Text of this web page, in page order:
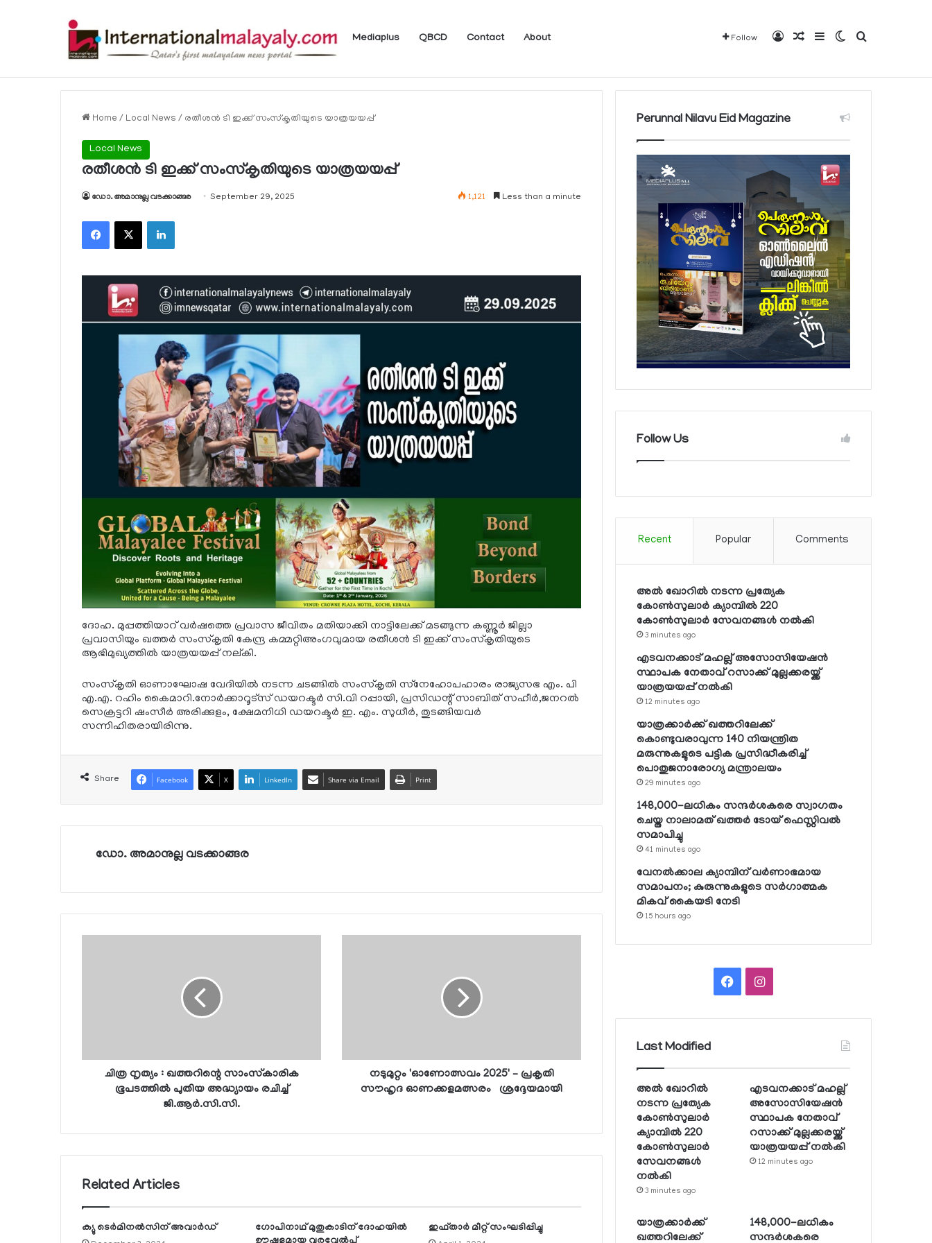
Mediaplus QBCD Contact About Follow Log InRandom Article
SidebarSwitch skin
Search for
Breaking News
Home / Local News / രതീശന്‍ ടി ഇക്ക് സംസ്‌കൃതിയുടെ യാത്രയയപ്പ്
Local News
രതീശന്‍ ടി ഇക്ക് സംസ്‌കൃതിയുടെ യാത്രയയപ്പ്
ഡോ. അമാനുല്ല വടക്കാങ്ങര September 29, 2025 1,121 Less than a minute
Facebook
X LinkedIn
ദോഹ. മുപ്പത്തിയാറ് വര്‍ഷത്തെ പ്രവാസ ജീവിതം മതിയാക്കി നാട്ടിലേക്ക് മടങ്ങുന്ന കണ്ണൂര്‍ ജില്ലാ
പ്രവാസിയും ഖത്തര്‍ സംസ്‌കൃതി കേന്ദ്ര കമ്മറ്റിഅംഗവുമായ രതീശന്‍ ടി ഇക്ക് സംസ്‌കൃതിയുടെ
ആഭിമുഖ്യത്തില്‍ യാത്രയയപ്പ് നല്കി.
സംസ്‌കൃതി ഓണാഘോഷ വേദിയില്‍ നടന്ന ചടങ്ങില്‍ സംസ്‌കൃതി സ്‌നേഹോപഹാരം രാജ്യസഭ എം. പി
എ.എ. റഹിം കൈമാറി.നോര്‍ക്കാറൂട്‌സ് ഡയറക്ടര്‍ സി.വി റപ്പായി, പ്രസിഡന്റ് സാബിത് സഹീര്‍,ജനറല്‍
സെക്രട്ടറി ഷംസീര്‍ അരിക്കുളം, ക്ഷേമനിധി ഡയറക്ടര്‍ ഇ. എം. സുധീര്‍, തുടങ്ങിയവര്‍
സന്നിഹിതരായിരിന്നു.
Share Facebook X LinkedIn Share via Email Print
ഡോ. അമാനുല്ല വടക്കാങ്ങര
ചിത്ര നൃത്യം : ഖത്തറിന്റെ സാംസ്‌കാരിക
ഭൂപടത്തില്‍ പുതിയ അദ്ധ്യായം രചിച്ച്
ജി.ആര്‍.സി.സി.
നടുമുറ്റം 'ഓണോത്സവം 2025' – പ്രകൃതി
സൗഹൃദ ഓണക്കളമത്സരം ശ്രദ്ദേയമായി
Related Articles
ക്യു ടെര്‍മിനല്‍സിന് അവാര്‍ഡ്
ഗോപിനാഥ് മുതുകാടിന് ദോഹയില്‍
ഇഫ്താര്‍ മീറ്റ് സംഘടിപ്പിച്ചു
Perunnal Nilavu Eid Magazine
Follow Us
Recent Popular Comments
അല്‍ ഖോറില്‍ നടന്ന പ്രത്യേക
കോണ്‍സുലാര്‍ ക്യാമ്പില്‍ 220
കോണ്‍സുലാര്‍ സേവനങ്ങള്‍ നല്‍കി
3 minutes ago
എടവനക്കാട് മഹല്ല് അസോസിയേഷന്‍
സ്ഥാപക നേതാവ് റസാക്ക് മുല്ലക്കരയ്ക്ക്
യാത്രയയപ്പ് നല്‍കി
12 minutes ago
യാത്രക്കാര്‍ക്ക് ഖത്തറിലേക്ക്
കൊണ്ടുവരാവുന്ന 140 നിയന്ത്രിത
മരുന്നുകളുടെ പട്ടിക പ്രസിദ്ധീകരിച്ച്
പൊതുജനാരോഗ്യ മന്ത്രാലയം
29 minutes ago
148,000-ലധികം സന്ദര്‍ശകരെ സ്വാഗതം
ചെയ്ത നാലാമത് ഖത്തര്‍ ടോയ് ഫെസ്റ്റിവല്‍
സമാപിച്ചു
41 minutes ago
വേനല്‍ക്കാല ക്യാമ്പിന് വര്‍ണാഭമായ
സമാപനം; കുരുന്നുകളുടെ സര്‍ഗാത്മക
മികവ് കൈയടി നേടി
15 hours ago
FacebookInstagram
Last Modified
അല്‍ ഖോറില്‍
നടന്ന പ്രത്യേക
കോണ്‍സുലാര്‍
ക്യാമ്പില്‍ 220
കോണ്‍സുലാര്‍
സേവനങ്ങള്‍
നല്‍കി
3 minutes ago
എടവനക്കാട് മഹല്ല്
അസോസിയേഷന്‍
സ്ഥാപക നേതാവ്
റസാക്ക് മുല്ലക്കരയ്ക്ക്
യാത്രയയപ്പ് നല്‍കി
12 minutes ago
യാത്രക്കാര്‍ക്ക്
ഖത്തറിലേക്ക്
148,000-ലധികം
സന്ദര്‍ശകരെ